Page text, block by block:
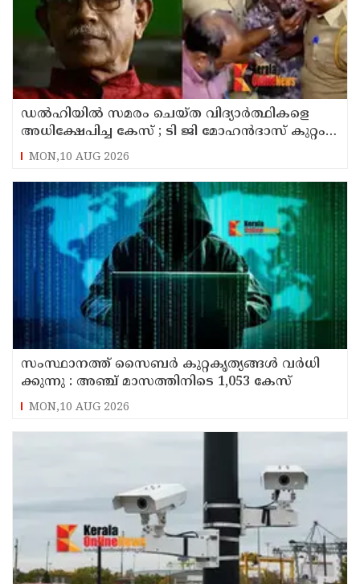
ഡൽഹിയിൽ സമരം ചെയ്ത വിദ്യാർത്ഥികളെ
അധിക്ഷേപിച്ച കേസ് ; ടി ജി മോഹൻദാസ് കുറ്റം
സമ്മതിച്ചു
MON,10 AUG 2026
സം​സ്ഥാ​ന​ത്ത് സൈ​ബ​ര്‍ കു​റ്റ​കൃ​ത്യ​ങ്ങ​ൾ വ​ർ​ധി​
ക്കു​ന്നു : അഞ്ച്​ മാസത്തിനിടെ 1,053 കേസ്
MON,10 AUG 2026